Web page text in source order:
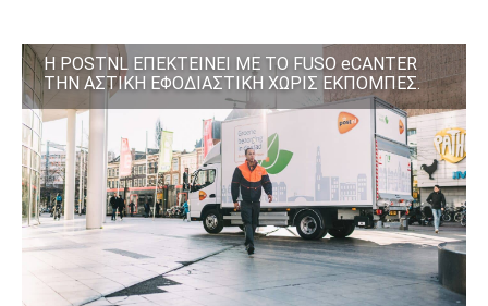
Η POSTNL ΕΠΕΚΤΕΙΝΕΙ ΜΕ ΤΟ FUSO eCANTER
ΤΗΝ ΑΣΤΙΚΗ ΕΦΟΔΙΑΣΤΙΚΗ ΧΩΡΙΣ ΕΚΠΟΜΠΕΣ.